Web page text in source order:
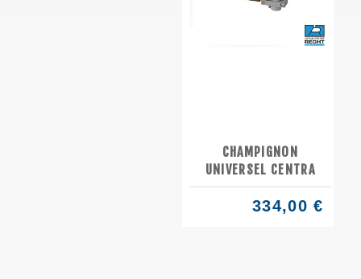
CHAMPIGNON
UNIVERSEL CENTRA
334,00 €